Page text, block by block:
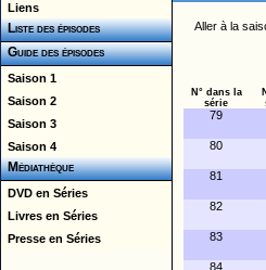
Liens
Liste des épisodes
Guide des épisodes
Saison 1
Saison 2
Saison 3
Saison 4
Médiathèque
DVD en Séries
Livres en Séries
Presse en Séries
Aller à la
N° dans la
série
79
80
81
82
83
84